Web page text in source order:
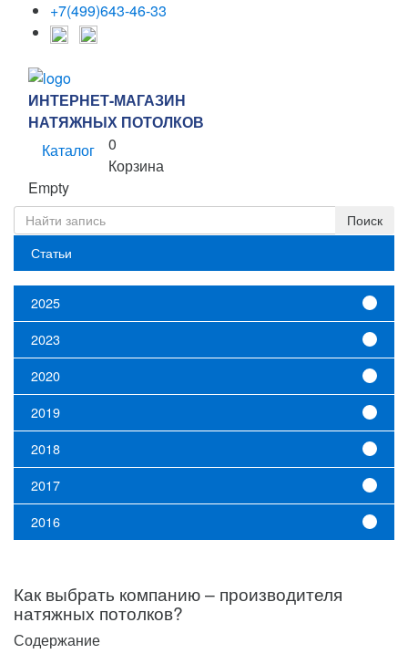
+7(499)643-46-33
ИНТЕРНЕТ-МАГАЗИН
НАТЯЖНЫХ ПОТОЛКОВ
Каталог
0
Корзина
Empty
Статьи
2025
2023
2020
2019
2018
2017
2016
Как выбрать компанию – производителя
натяжных потолков?
Содержание